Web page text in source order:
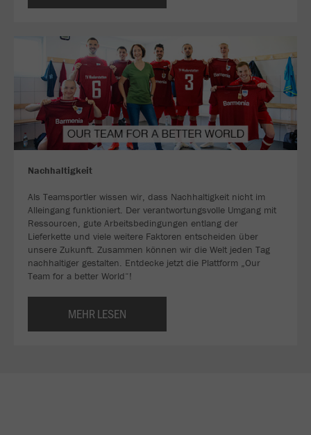
Nachhaltigkeit
Als Teamsportler wissen wir, dass Nachhaltigkeit nicht im
Alleingang funktioniert. Der verantwortungsvolle Umgang mit
Ressourcen, gute Arbeitsbedingungen entlang der
Lieferkette und viele weitere Faktoren entscheiden über
unsere Zukunft. Zusammen können wir die Welt jeden Tag
nachhaltiger gestalten. Entdecke jetzt die Plattform „Our
Team for a better World“!
MEHR LESEN